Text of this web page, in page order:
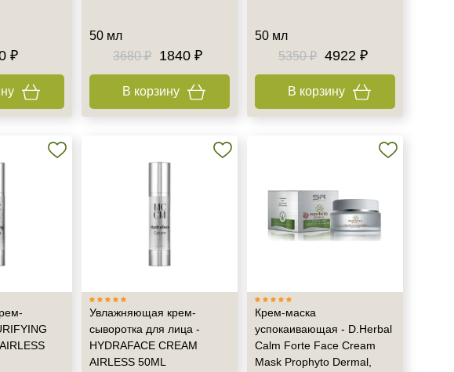
₽
50 мл
3680 ₽
1840 ₽
В корзину
50 мл
5350 ₽ 4922 ₽
В корзину
Увлажняющая крем-
сыворотка для лица -
HYDRAFACE CREAM
AIRLESS 50ML
Крем-маска
успокаивающая - D.Herbal
Calm Forte Face Cream
Mask Prophyto Dermal,